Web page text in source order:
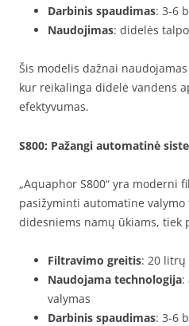
Darbinis spaudimas: 3-6
Naudojimas: didelės
Šis modelis dažnai
kur reikalinga didelė vandens
efektyvumas.
S800: Pažangi automatinė
„Aquaphor S800“ yra moderni
pasižyminti automatine
didesniems namų ūkiams, tiek
Filtravimo greitis: 20
Naudojama technologija:
valymas
Darbinis spaudimas: 3-6